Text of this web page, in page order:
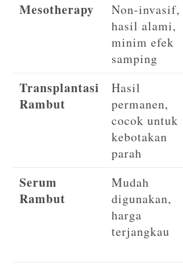
Mesotherapy
Non-invasif,
hasil alami,
minim efek
samping
Transplantasi
Rambut
Hasil
permanen,
cocok untuk
kebotakan
parah
Serum
Rambut
Mudah
digunakan,
harga
terjangkau